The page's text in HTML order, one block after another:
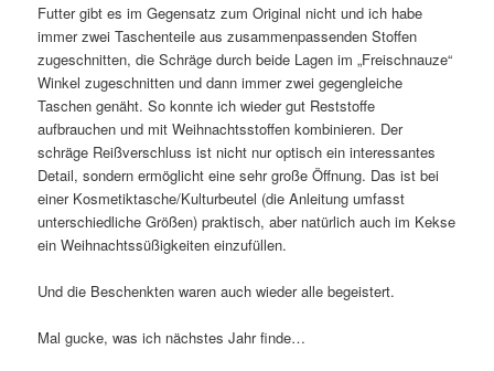
Futter gibt es im Gegensatz zum Original nicht und ich habe
immer zwei Taschenteile aus zusammenpassenden Stoffen
zugeschnitten, die Schräge durch beide Lagen im „Freischnauze“
Winkel zugeschnitten und dann immer zwei gegengleiche
Taschen genäht. So konnte ich wieder gut Reststoffe
aufbrauchen und mit Weihnachtsstoffen kombinieren. Der
schräge Reißverschluss ist nicht nur optisch ein interessantes
Detail, sondern ermöglicht eine sehr große Öffnung. Das ist bei
einer Kosmetiktasche/Kulturbeutel (die Anleitung umfasst
unterschiedliche Größen) praktisch, aber natürlich auch im Kekse
ein Weihnachtssüßigkeiten einzufüllen.
Und die Beschenkten waren auch wieder alle begeistert.
Mal gucke, was ich nächstes Jahr finde…